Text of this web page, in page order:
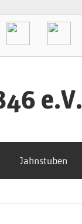
e.V.
Jahnstuben